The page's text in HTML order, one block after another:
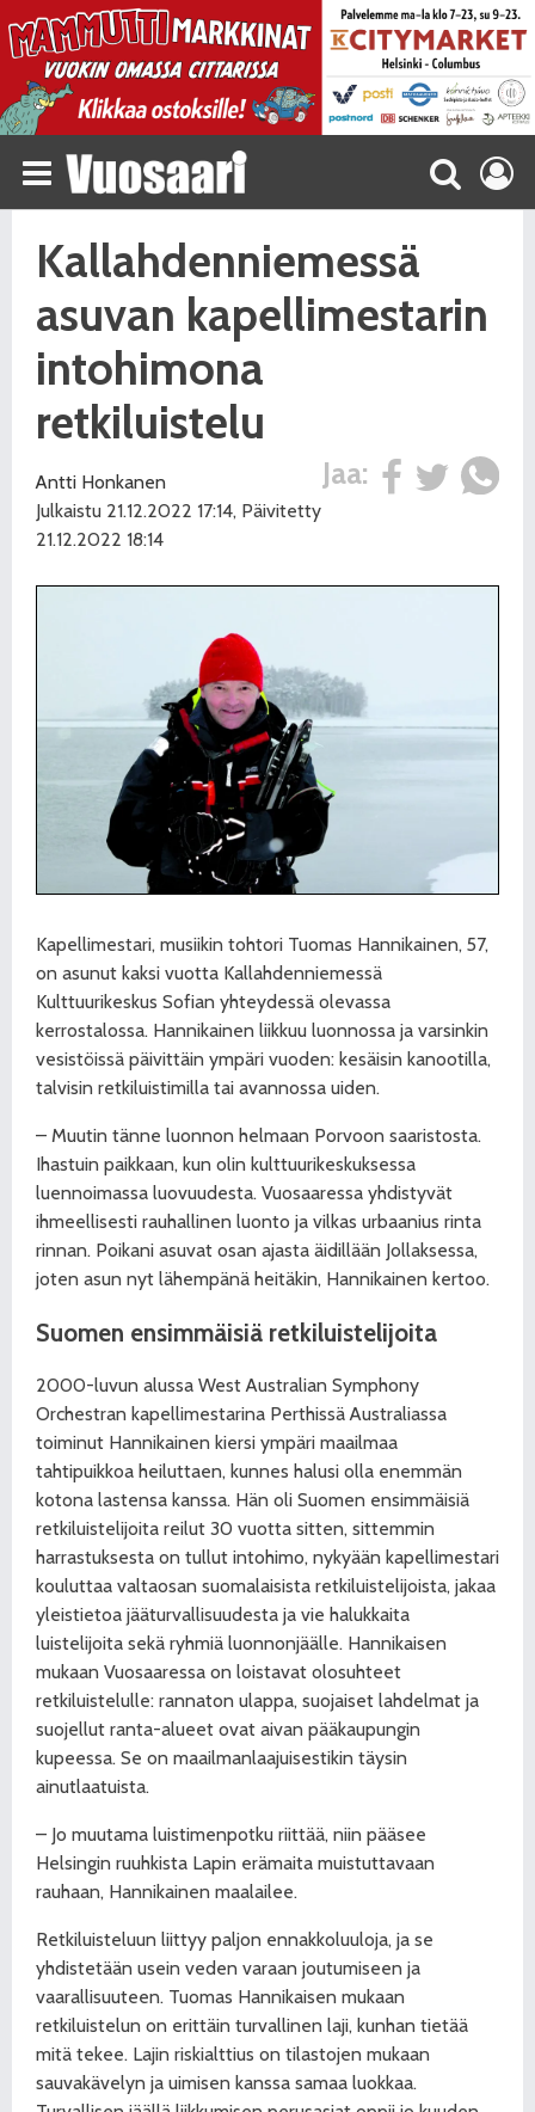
Kallahdenniemessä
asuvan kapellimestarin
intohimona
retkiluistelu
Jaa:
Antti Honkanen
Julkaistu 21.12.2022 17:14, Päivitetty
21.12.2022 18:14
Kapellimestari, musiikin tohtori Tuomas Hannikainen, 57,
on asunut kaksi vuotta Kallahdenniemessä
Kulttuurikeskus Sofian yhteydessä olevassa
kerrostalossa. Hannikainen liikkuu luonnossa ja varsinkin
vesistöissä päivittäin ympäri vuoden: kesäisin kanootilla,
talvisin retkiluistimilla tai avannossa uiden.
– Muutin tänne luonnon helmaan Porvoon saaristosta.
Ihastuin paikkaan, kun olin kulttuurikeskuksessa
luennoimassa luovuudesta. Vuosaaressa yhdistyvät
ihmeellisesti rauhallinen luonto ja vilkas urbaanius rinta
rinnan. Poikani asuvat osan ajasta äidillään Jollaksessa,
joten asun nyt lähempänä heitäkin, Hannikainen kertoo.
Suomen ensimmäisiä retkiluistelijoita
2000-luvun alussa West Australian Symphony
Orchestran kapellimestarina Perthissä Australiassa
toiminut Hannikainen kiersi ympäri maailmaa
tahtipuikkoa heiluttaen, kunnes halusi olla enemmän
kotona lastensa kanssa. Hän oli Suomen ensimmäisiä
retkiluistelijoita reilut 30 vuotta sitten, sittemmin
harrastuksesta on tullut intohimo, nykyään kapellimestari
kouluttaa valtaosan suomalaisista retkiluistelijoista, jakaa
yleistietoa jääturvallisuudesta ja vie halukkaita
luistelijoita sekä ryhmiä luonnonjäälle. Hannikaisen
mukaan Vuosaaressa on loistavat olosuhteet
retkiluistelulle: rannaton ulappa, suojaiset lahdelmat ja
suojellut ranta-alueet ovat aivan pääkaupungin
kupeessa. Se on maailmanlaajuisestikin täysin
ainutlaatuista.
– Jo muutama luistimenpotku riittää, niin pääsee
Helsingin ruuhkista Lapin erämaita muistuttavaan
rauhaan, Hannikainen maalailee.
Retkiluisteluun liittyy paljon ennakkoluuloja, ja se
yhdistetään usein veden varaan joutumiseen ja
vaarallisuuteen. Tuomas Hannikaisen mukaan
retkiluistelun on erittäin turvallinen laji, kunhan tietää
mitä tekee. Lajin riskialttius on tilastojen mukaan
sauvakävelyn ja uimisen kanssa samaa luokkaa.